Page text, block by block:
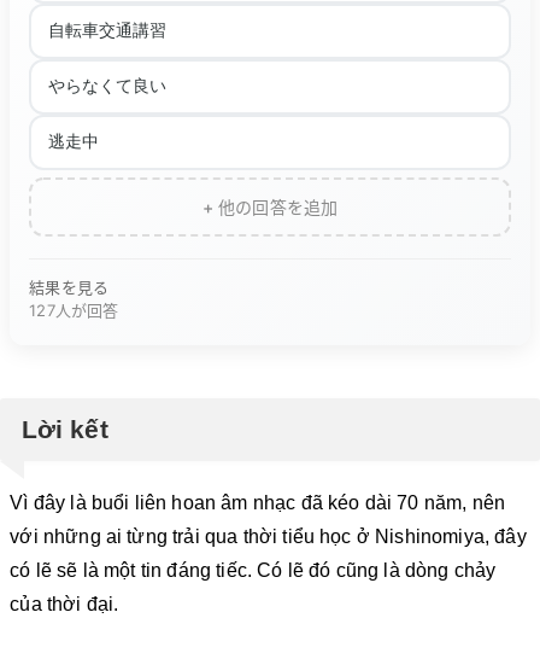
自転車交通講習
やらなくて良い
逃走中
+ 他の回答を追加
結果を見る
127人が回答
Lời kết
Vì đây là buổi liên hoan âm nhạc đã kéo dài 70 năm, nên
với những ai từng trải qua thời tiểu học ở Nishinomiya, đây
có lẽ sẽ là một tin đáng tiếc. Có lẽ đó cũng là dòng chảy
của thời đại.